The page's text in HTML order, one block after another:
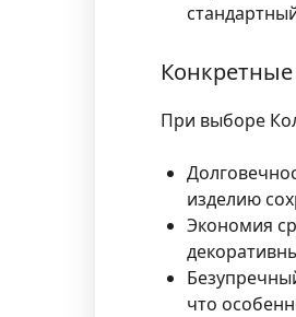
При выборе
изделию
Экономия
что